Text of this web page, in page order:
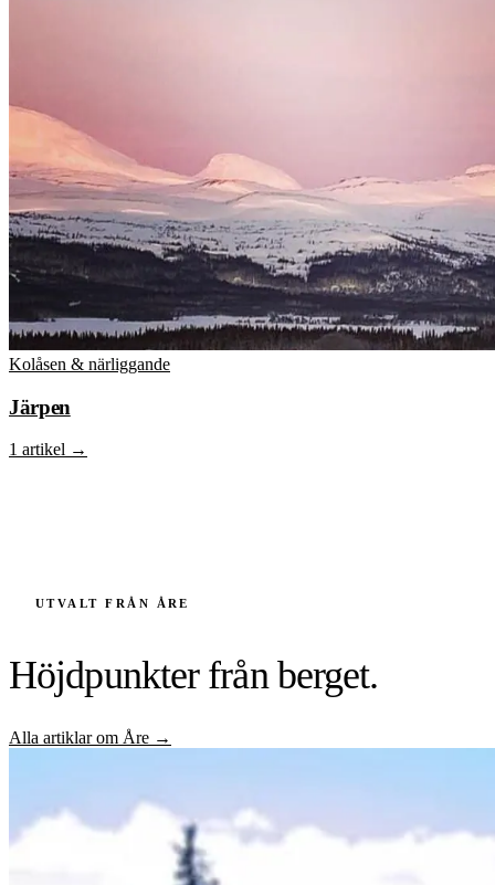
Kolåsen & närliggande
Järpen
1 artikel →
UTVALT FRÅN ÅRE
Höjdpunkter från berget.
Alla artiklar om Åre →